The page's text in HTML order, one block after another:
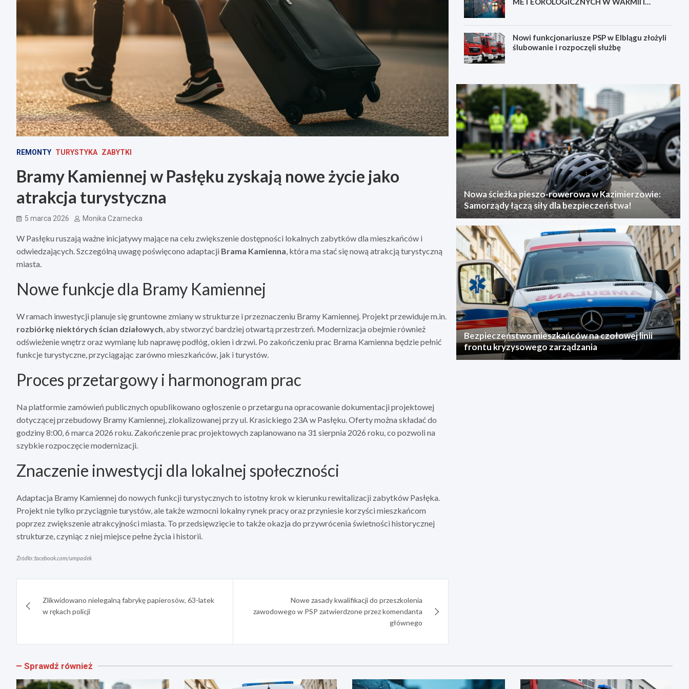
REMONTY TURYSTYKA ZABYTKI
Bramy Kamiennej w Pasłęku zyskają nowe życie jako
atrakcja turystyczna
5 marca 2026 Monika Czarnecka
W Pasłęku ruszają ważne inicjatywy mające na celu zwiększenie dostępności lokalnych zabytków dla mieszkańców i
odwiedzających. Szczególną uwagę poświęcono adaptacji Brama Kamienna, która ma stać się nową atrakcją turystyczną
miasta.
Nowe funkcje dla Bramy Kamiennej
W ramach inwestycji planuje się gruntowne zmiany w strukturze i przeznaczeniu Bramy Kamiennej. Projekt przewiduje m.in.
rozbiórkę niektórych ścian działowych, aby stworzyć bardziej otwartą przestrzeń. Modernizacja obejmie również
odświeżenie wnętrz oraz wymianę lub naprawę podłóg, okien i drzwi. Po zakończeniu prac Brama Kamienna będzie pełnić
funkcje turystyczne, przyciągając zarówno mieszkańców, jak i turystów.
Proces przetargowy i harmonogram prac
Na platformie zamówień publicznych opublikowano ogłoszenie o przetargu na opracowanie dokumentacji projektowej
dotyczącej przebudowy Bramy Kamiennej, zlokalizowanej przy ul. Krasickiego 23A w Pasłęku. Oferty można składać do
godziny 8:00, 6 marca 2026 roku. Zakończenie prac projektowych zaplanowano na 31 sierpnia 2026 roku, co pozwoli na
szybkie rozpoczęcie modernizacji.
Znaczenie inwestycji dla lokalnej społeczności
Adaptacja Bramy Kamiennej do nowych funkcji turystycznych to istotny krok w kierunku rewitalizacji zabytków Pasłęka.
Projekt nie tylko przyciągnie turystów, ale także wzmocni lokalny rynek pracy oraz przyniesie korzyści mieszkańcom
poprzez zwiększenie atrakcyjności miasta. To przedsięwzięcie to także okazja do przywrócenia świetności historycznej
strukturze, czyniąc z niej miejsce pełne życia i historii.
Źródło: facebook.com/umpaslek
wpisuZlikwidowano nielegalną fabrykę papierosów, 63-latek
w rękach policji
Nowe zasady kwalifikacji do przeszkolenia
zawodowego w PSP zatwierdzone przez komendanta
głównego
Nowi funkcjonariusze PSP w Elblągu złożyli
ślubowanie i rozpoczęli służbę
Nowa ścieżka pieszo-rowerowa w Kazimierzowie:
Samorządy łączą siły dla bezpieczeństwa!
Bezpieczeństwo mieszkańców na czołowej linii
frontu kryzysowego zarządzania
Sprawdź również